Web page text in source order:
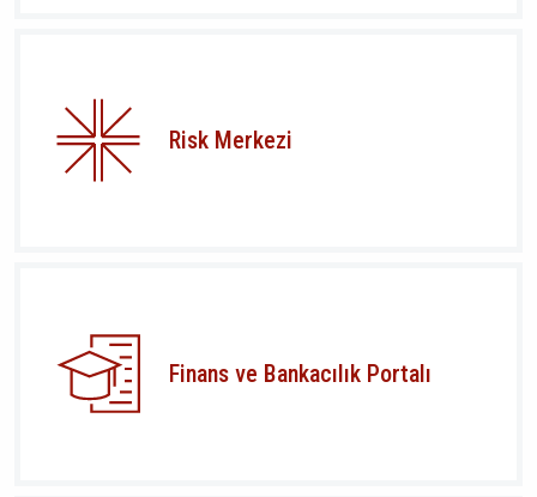
Risk Merkezi
Finans ve Bankacılık Portalı